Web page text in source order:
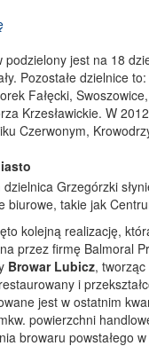
jest na 18
Pozostałe dzielnice
Fałęcki,
Krzesławickie. W
Czerwonym,
Grzegórzki
biurowe, takie jak
kolejną realizację,
przez firmę Balmoral
Browar Lubicz,
i
jest w ostatnim
powierzchni
browaru powstałego